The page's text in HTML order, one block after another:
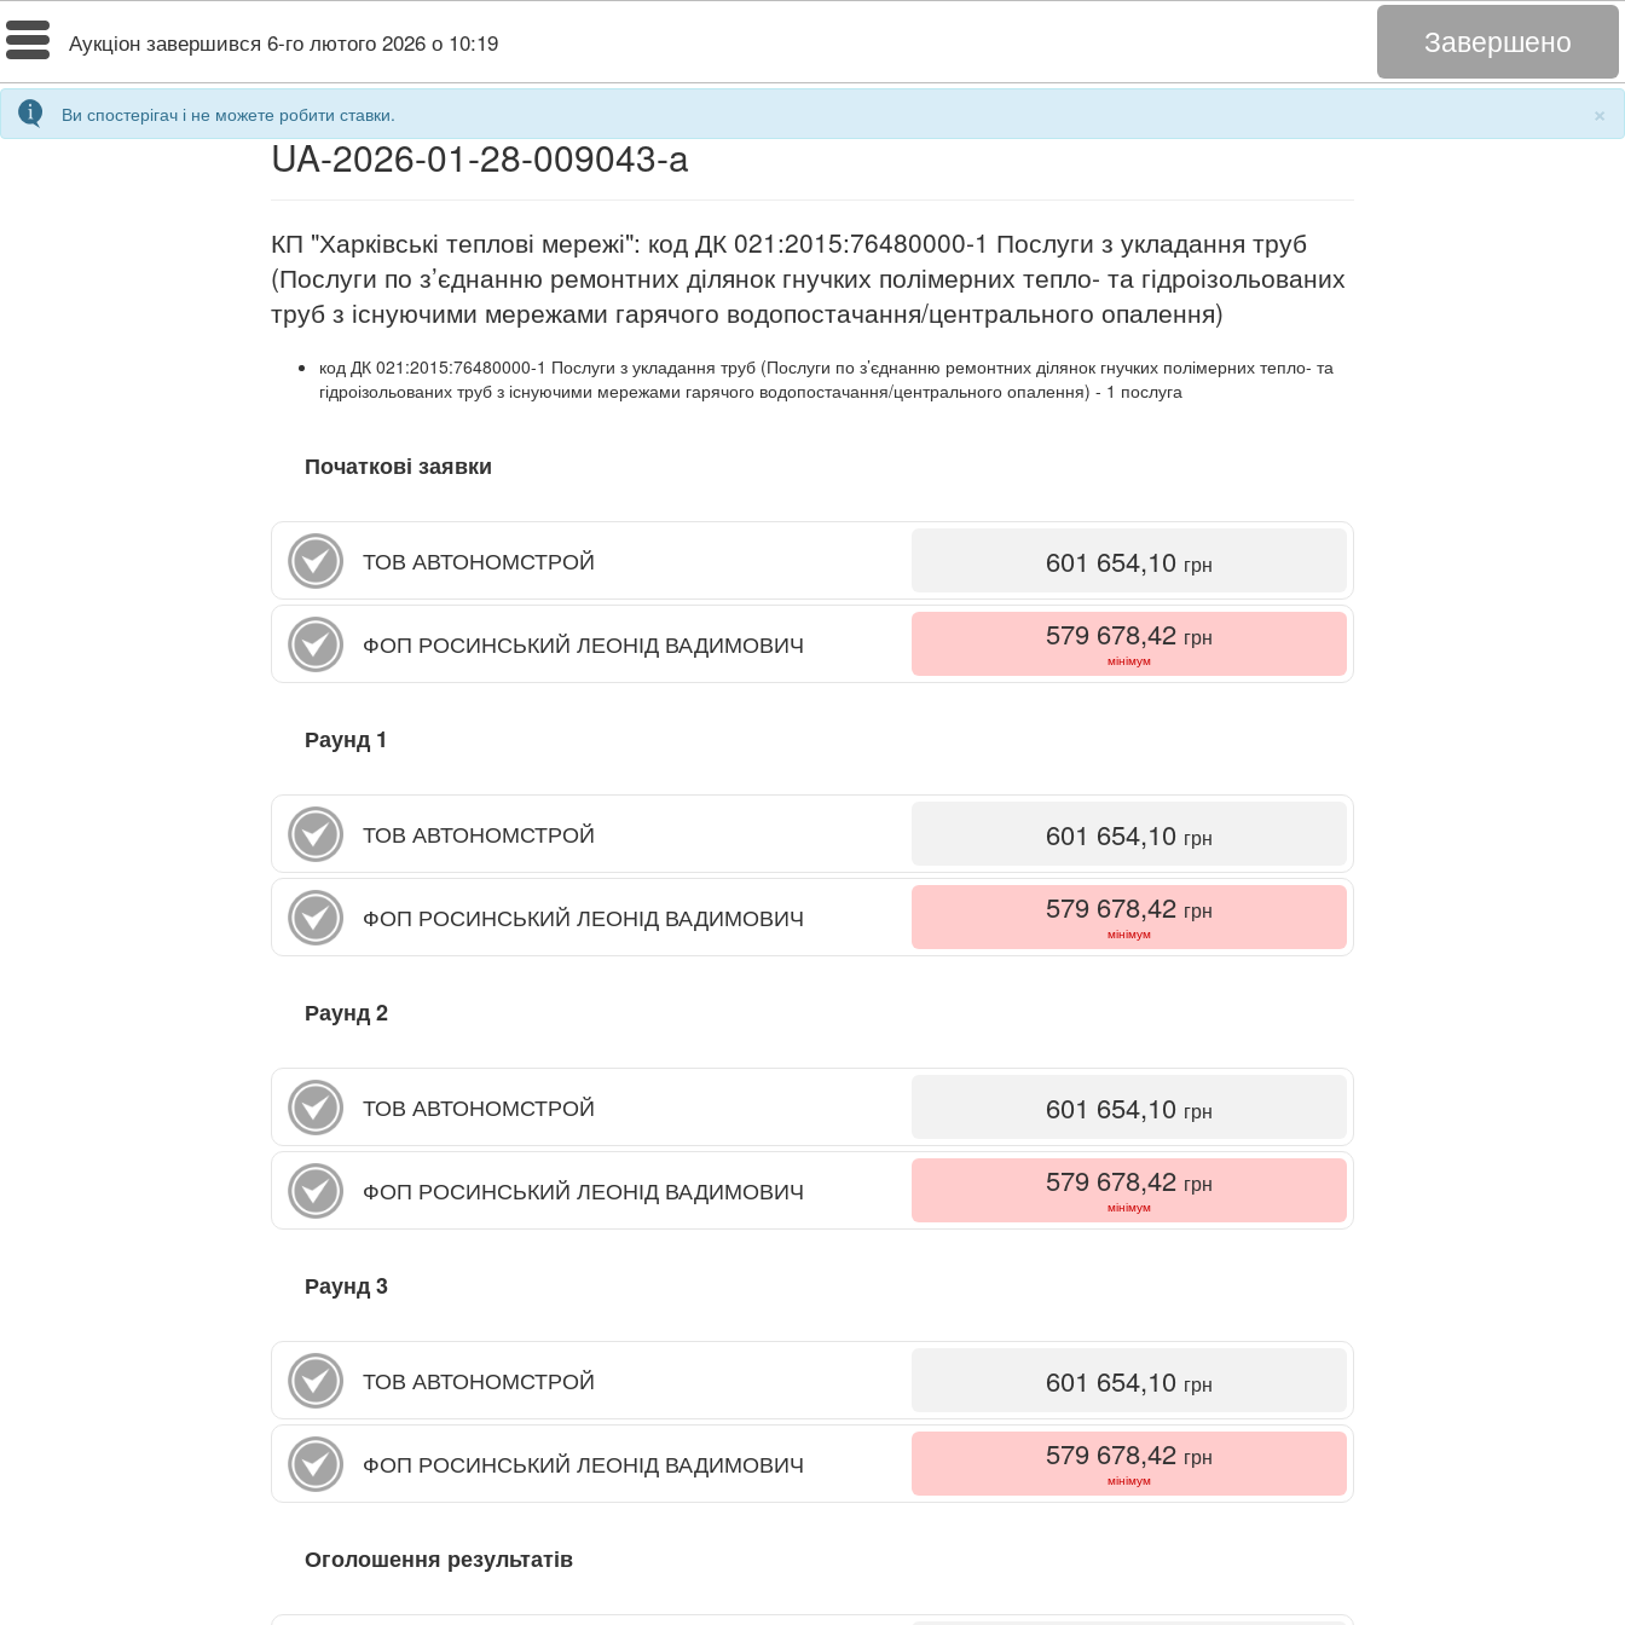
Toggle
navigationАукціон завершився 6-го лютого 2026 о 10:19 Завершено
×
Ви спостерігач і не можете робити ставки.
UA-2026-01-28-009043-a
КП "Харківські теплові мережі": код ДК 021:2015:76480000-1 Послуги з укладання труб
(Послуги по з’єднанню ремонтних ділянок гнучких полімерних тепло- та гідроізольованих
труб з існуючими мережами гарячого водопостачання/центрального опалення)
код ДК 021:2015:76480000-1 Послуги з укладання труб (Послуги по з’єднанню ремонтних ділянок гнучких полімерних тепло- та
гідроізольованих труб з існуючими мережами гарячого водопостачання/центрального опалення) - 1 послуга
Початкові заявки
ТОВ АВТОНОМСТРОЙ 601 654,10 грн
ФОП РОСИНСЬКИЙ ЛЕОНІД ВАДИМОВИЧ 579 678,42 грн
мінімум
Раунд 1
ТОВ АВТОНОМСТРОЙ 601 654,10 грн
ФОП РОСИНСЬКИЙ ЛЕОНІД ВАДИМОВИЧ 579 678,42 грн
мінімум
Раунд2
ТОВ АВТОНОМСТРОЙ 601 654,10 грн
ФОП РОСИНСЬКИЙ ЛЕОНІД ВАДИМОВИЧ 579 678,42 грн
мінімум
Раунд3
ТОВ АВТОНОМСТРОЙ 601 654,10 грн
ФОП РОСИНСЬКИЙ ЛЕОНІД ВАДИМОВИЧ 579 678,42 грн
мінімум
Оголошення результатів